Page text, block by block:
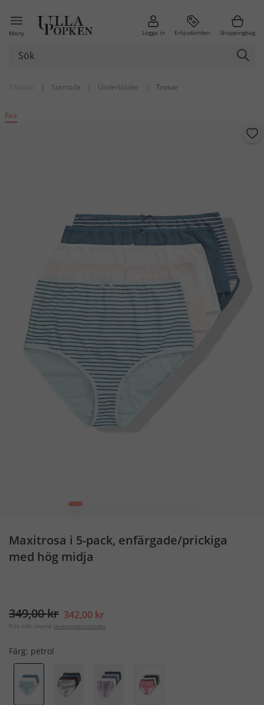
Meny Logga in Erbjudanden Shoppingbag
| Startsida | Underkläder | Trosor
Rea
1
Maxitrosa i 5-pack, enfärgade/prickiga
med hög midja
349,00 kr 342,00 kr
Pris inkl. moms leveranskostander
Färg: petrol